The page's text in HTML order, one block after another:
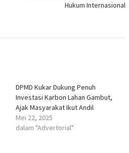
Hukum Internasional
DPMD Kukar Dukung Penuh
Investasi Karbon Lahan Gambut,
Ajak Masyarakat Ikut Andil
Mei 22, 2025
dalam "Advertorial"